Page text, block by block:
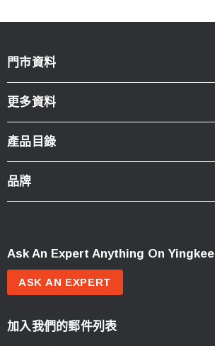
門市資料
更多資料
產品目錄
品牌
Ask An Expert Anything On Yingkee
ASK AN EXPERT
加入我們的郵件列表